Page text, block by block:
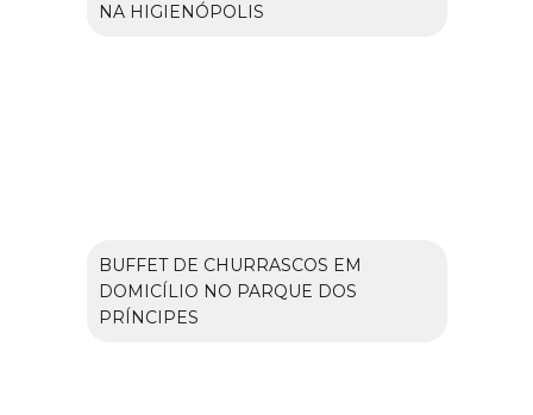
NA HIGIENÓPOLIS
BUFFET DE CHURRASCOS EM
DOMICÍLIO NO PARQUE DOS
PRÍNCIPES